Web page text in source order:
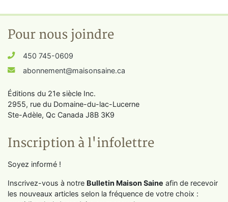
Pour nous joindre
450 745-0609
abonnement@maisonsaine.ca
Éditions du 21e siècle Inc.
2955, rue du Domaine-du-lac-Lucerne
Ste-Adèle, Qc Canada J8B 3K9
Inscription à l'infolettre
Soyez informé !
Inscrivez-vous à notre Bulletin Maison Saine afin de recevoir
les nouveaux articles selon la fréquence de votre choix :